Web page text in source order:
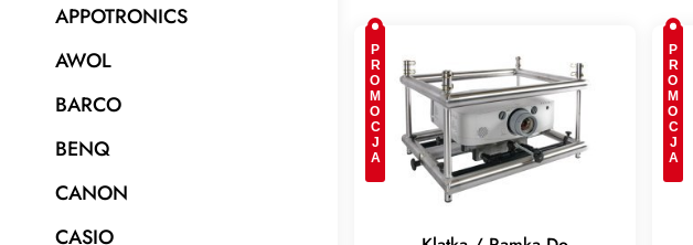
PROMOCJA PROMOCJA
APPOTRONICS
AWOL
BARCO
BENQ
CANON
CASIO